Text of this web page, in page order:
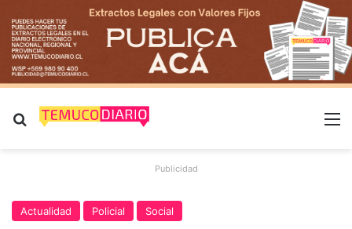
Buscar por
Publicidad
Actualidad Policial Social